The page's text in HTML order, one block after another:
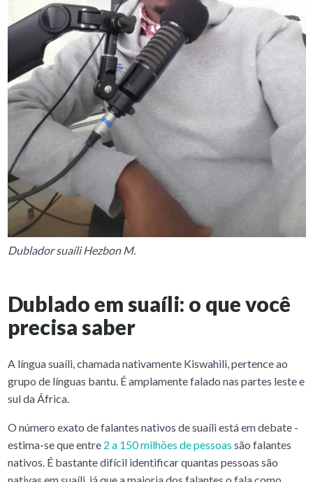
Dublador suaíli Hezbon M.
Dublado em suaíli: o que você
precisa saber
A língua suaíli, chamada nativamente Kiswahili, pertence ao
grupo de línguas bantu. É amplamente falado nas partes leste e
sul da África.
O número exato de falantes nativos de suaíli está em debate -
estima-se que entre 2 a 150 milhões de pessoas são falantes
nativos. É bastante difícil identificar quantas pessoas são